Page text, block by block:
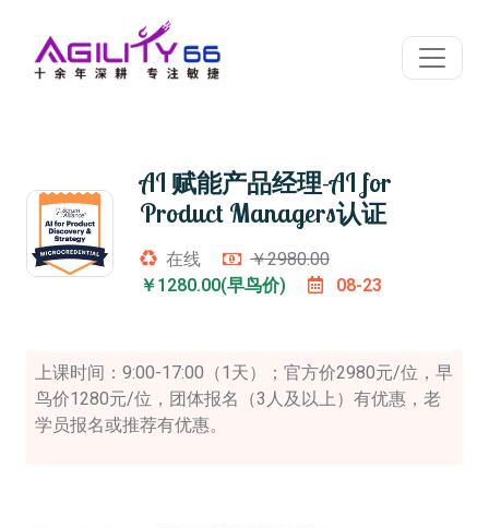
AI 赋能产品经理-AI for
Product Managers认证
在线
￥2980.00
￥1280.00(早鸟价)
08-23
上课时间：9:00-17:00（1天）；官方价2980元/位，早
鸟价1280元/位，团体报名（3人及以上）有优惠，老
学员报名或推荐有优惠。